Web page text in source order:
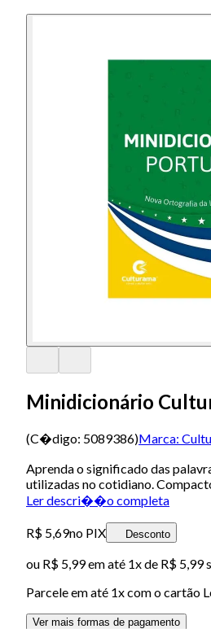
Minidicionário
(C�digo: 5089386)Marca:
Aprenda o significado das
utilizadas no cotidiano.
Ler descri��o completa
R$ 5,69no PIX Desconto
ou R$ 5,99em até 1x de R$ 5,99
Parcele em até 1x com o cartão
Ver mais formas de pagamento